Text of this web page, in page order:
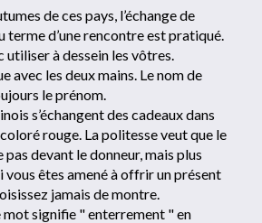
de ces pays, l’échange de
terme d’une rencontre est pratiqué.
à dessein les vôtres.
avec les deux mains. Le nom de
le prénom.
s’échangent des cadeaux dans
rouge. La politesse veut que le
pas devant le donneur, mais plus
vous êtes amené à offrir un présent
jamais de montre.
mot signifie " enterrement " en